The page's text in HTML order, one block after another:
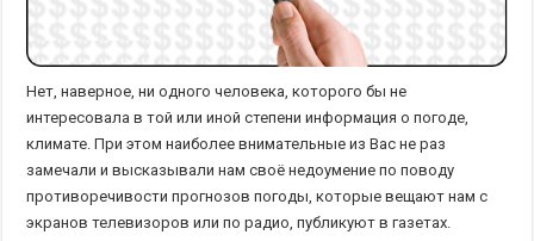
Нет, наверное, ни одного человека, которого бы не
интересовала в той или иной степени информация о погоде,
климате. При этом наиболее внимательные из Вас не раз
замечали и высказывали нам своё недоумение по поводу
противоречивости прогнозов погоды, которые вещают нам с
экранов телевизоров или по радио, публикуют в газетах.